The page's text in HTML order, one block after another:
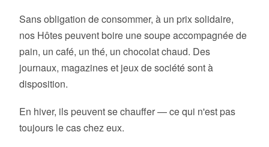
Sans obligation de consommer, à un prix solidaire,
nos Hôtes peuvent boire une soupe accompagnée de
pain, un café, un thé, un chocolat chaud. Des
journaux, magazines et jeux de société sont à
disposition.
En hiver, ils peuvent se chauffer — ce qui n'est pas
toujours le cas chez eux.